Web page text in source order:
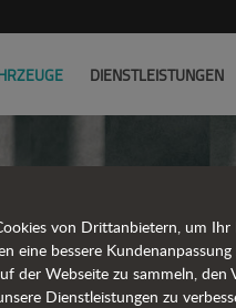
DIENSTLEISTUNGEN
von Drittanbietern, um Ihr
eine bessere
der Webseite zu sammeln, den
Dienstleistungen zu